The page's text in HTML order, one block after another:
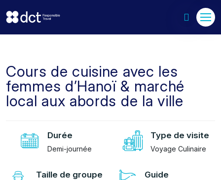
Cours de cuisine avec les
femmes d’Hanoï & marché
local aux abords de la ville
Durée
Demi-journée
Type de visite
Voyage Culinaire
Taille de groupe
Guide